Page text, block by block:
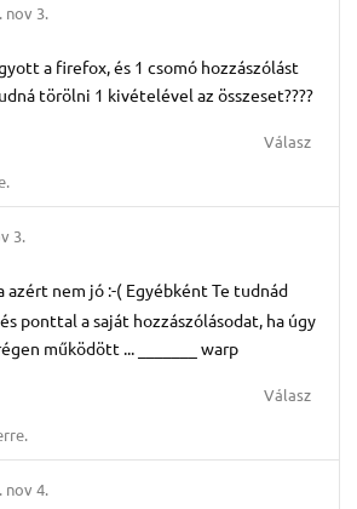
nov 3.
a firefox, és 1 csomó hozzászólást
törölni 1 kivételével az összeset????
Válasz
3.
azért nem jó :-( Egyébként Te tudnád
ponttal a saját hozzászólásodat, ha úgy
működött ... _______ warp
Válasz
nov 4.